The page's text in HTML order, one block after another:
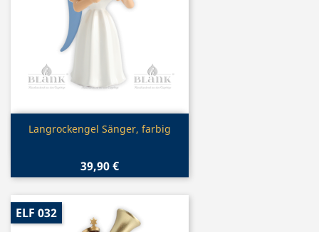
Vorschau
Langrockengel Sänger, farbig
39,90 €
ELF 032